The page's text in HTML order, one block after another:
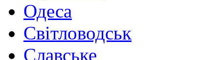
Одеса
Світловодськ
Славське